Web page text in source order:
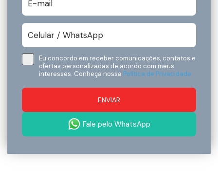
Eu concordo em receber comunicações, contatos e
ofertas personalizadas de acordo com meus
interesses. Conheça nossa Política de Privacidade.
ENVIAR
Fale pelo WhatsApp